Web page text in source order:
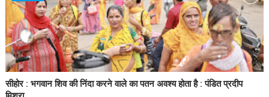
सीहोर : भगवान शिव की निंदा करने वाले का पतन अवश्य होता है : पंडित प्रदीप